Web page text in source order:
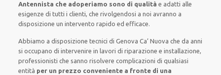
Antennista che adoperiamo sono di qualità e adatti alle
esigenze di tutti i clienti, che rivolgendosi a noi avranno a
disposizione un interventorapido ed efficace.
Abbiamo a disposizionetecnici di Genova Ca’ Nuova che da anni
si occupano di intervenirein lavori di riparazione e installazione,
professionistiche sanno risolvere complicazioni di qualsiasi
entità per un prezzo conveniente a fronte di una